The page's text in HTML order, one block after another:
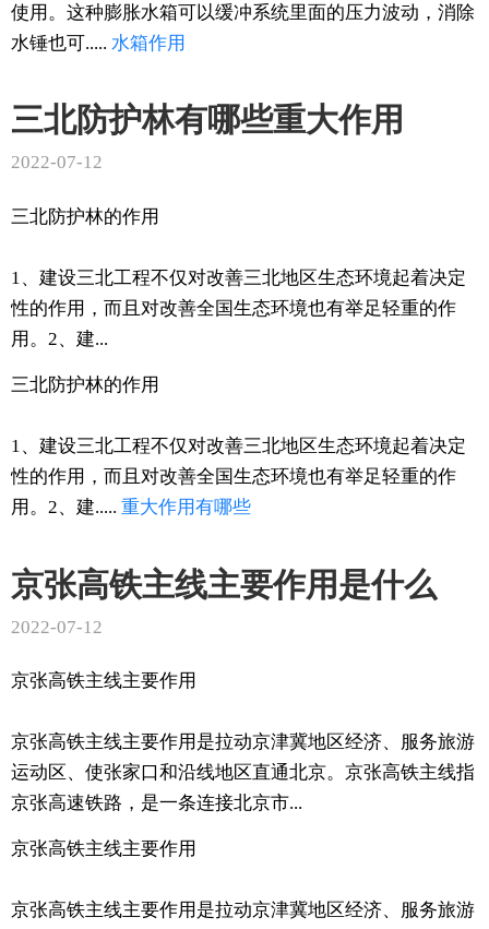
使用。这种膨胀水箱可以缓冲系统里面的压力波动，消除
水锤也可..... 水箱作用
三北防护林有哪些重大作用
2022-07-12
三北防护林的作用
1、建设三北工程不仅对改善三北地区生态环境起着决定
性的作用，而且对改善全国生态环境也有举足轻重的作
用。2、建...
三北防护林的作用
1、建设三北工程不仅对改善三北地区生态环境起着决定
性的作用，而且对改善全国生态环境也有举足轻重的作
用。2、建..... 重大作用有哪些
京张高铁主线主要作用是什么
2022-07-12
京张高铁主线主要作用
京张高铁主线主要作用是拉动京津冀地区经济、服务旅游
运动区、使张家口和沿线地区直通北京。京张高铁主线指
京张高速铁路，是一条连接北京市...
京张高铁主线主要作用
京张高铁主线主要作用是拉动京津冀地区经济、服务旅游